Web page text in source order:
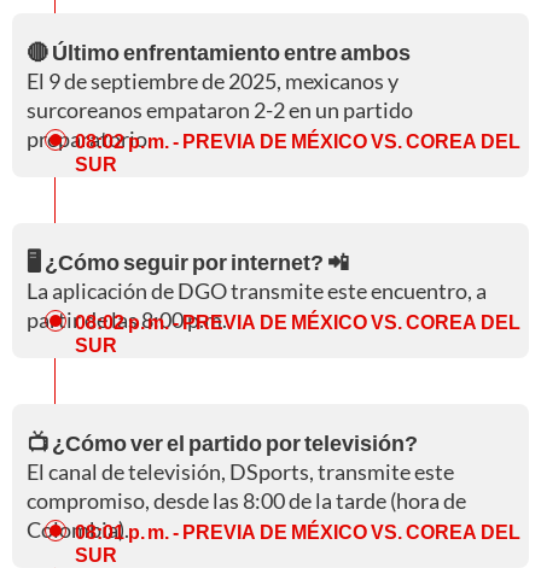
🔴 Último enfrentamiento entre ambos
El 9 de septiembre de 2025, mexicanos y
surcoreanos empataron 2-2 en un partido
preparatorio.
08:02 p. m. - PREVIA DE MÉXICO VS. COREA DEL
SUR
🖥️ ¿Cómo seguir por internet? 📲
La aplicación de DGO transmite este encuentro, a
partir de las 8:00 p.m.
08:02 p. m.- PREVIA DE MÉXICO VS. COREA DEL
SUR
📺 ¿Cómo ver el partido por televisión?
El canal de televisión, DSports, transmite este
compromiso, desde las 8:00 de la tarde (hora de
Colombia).
08:01 p. m. - PREVIA DE MÉXICO VS. COREA DEL
SUR